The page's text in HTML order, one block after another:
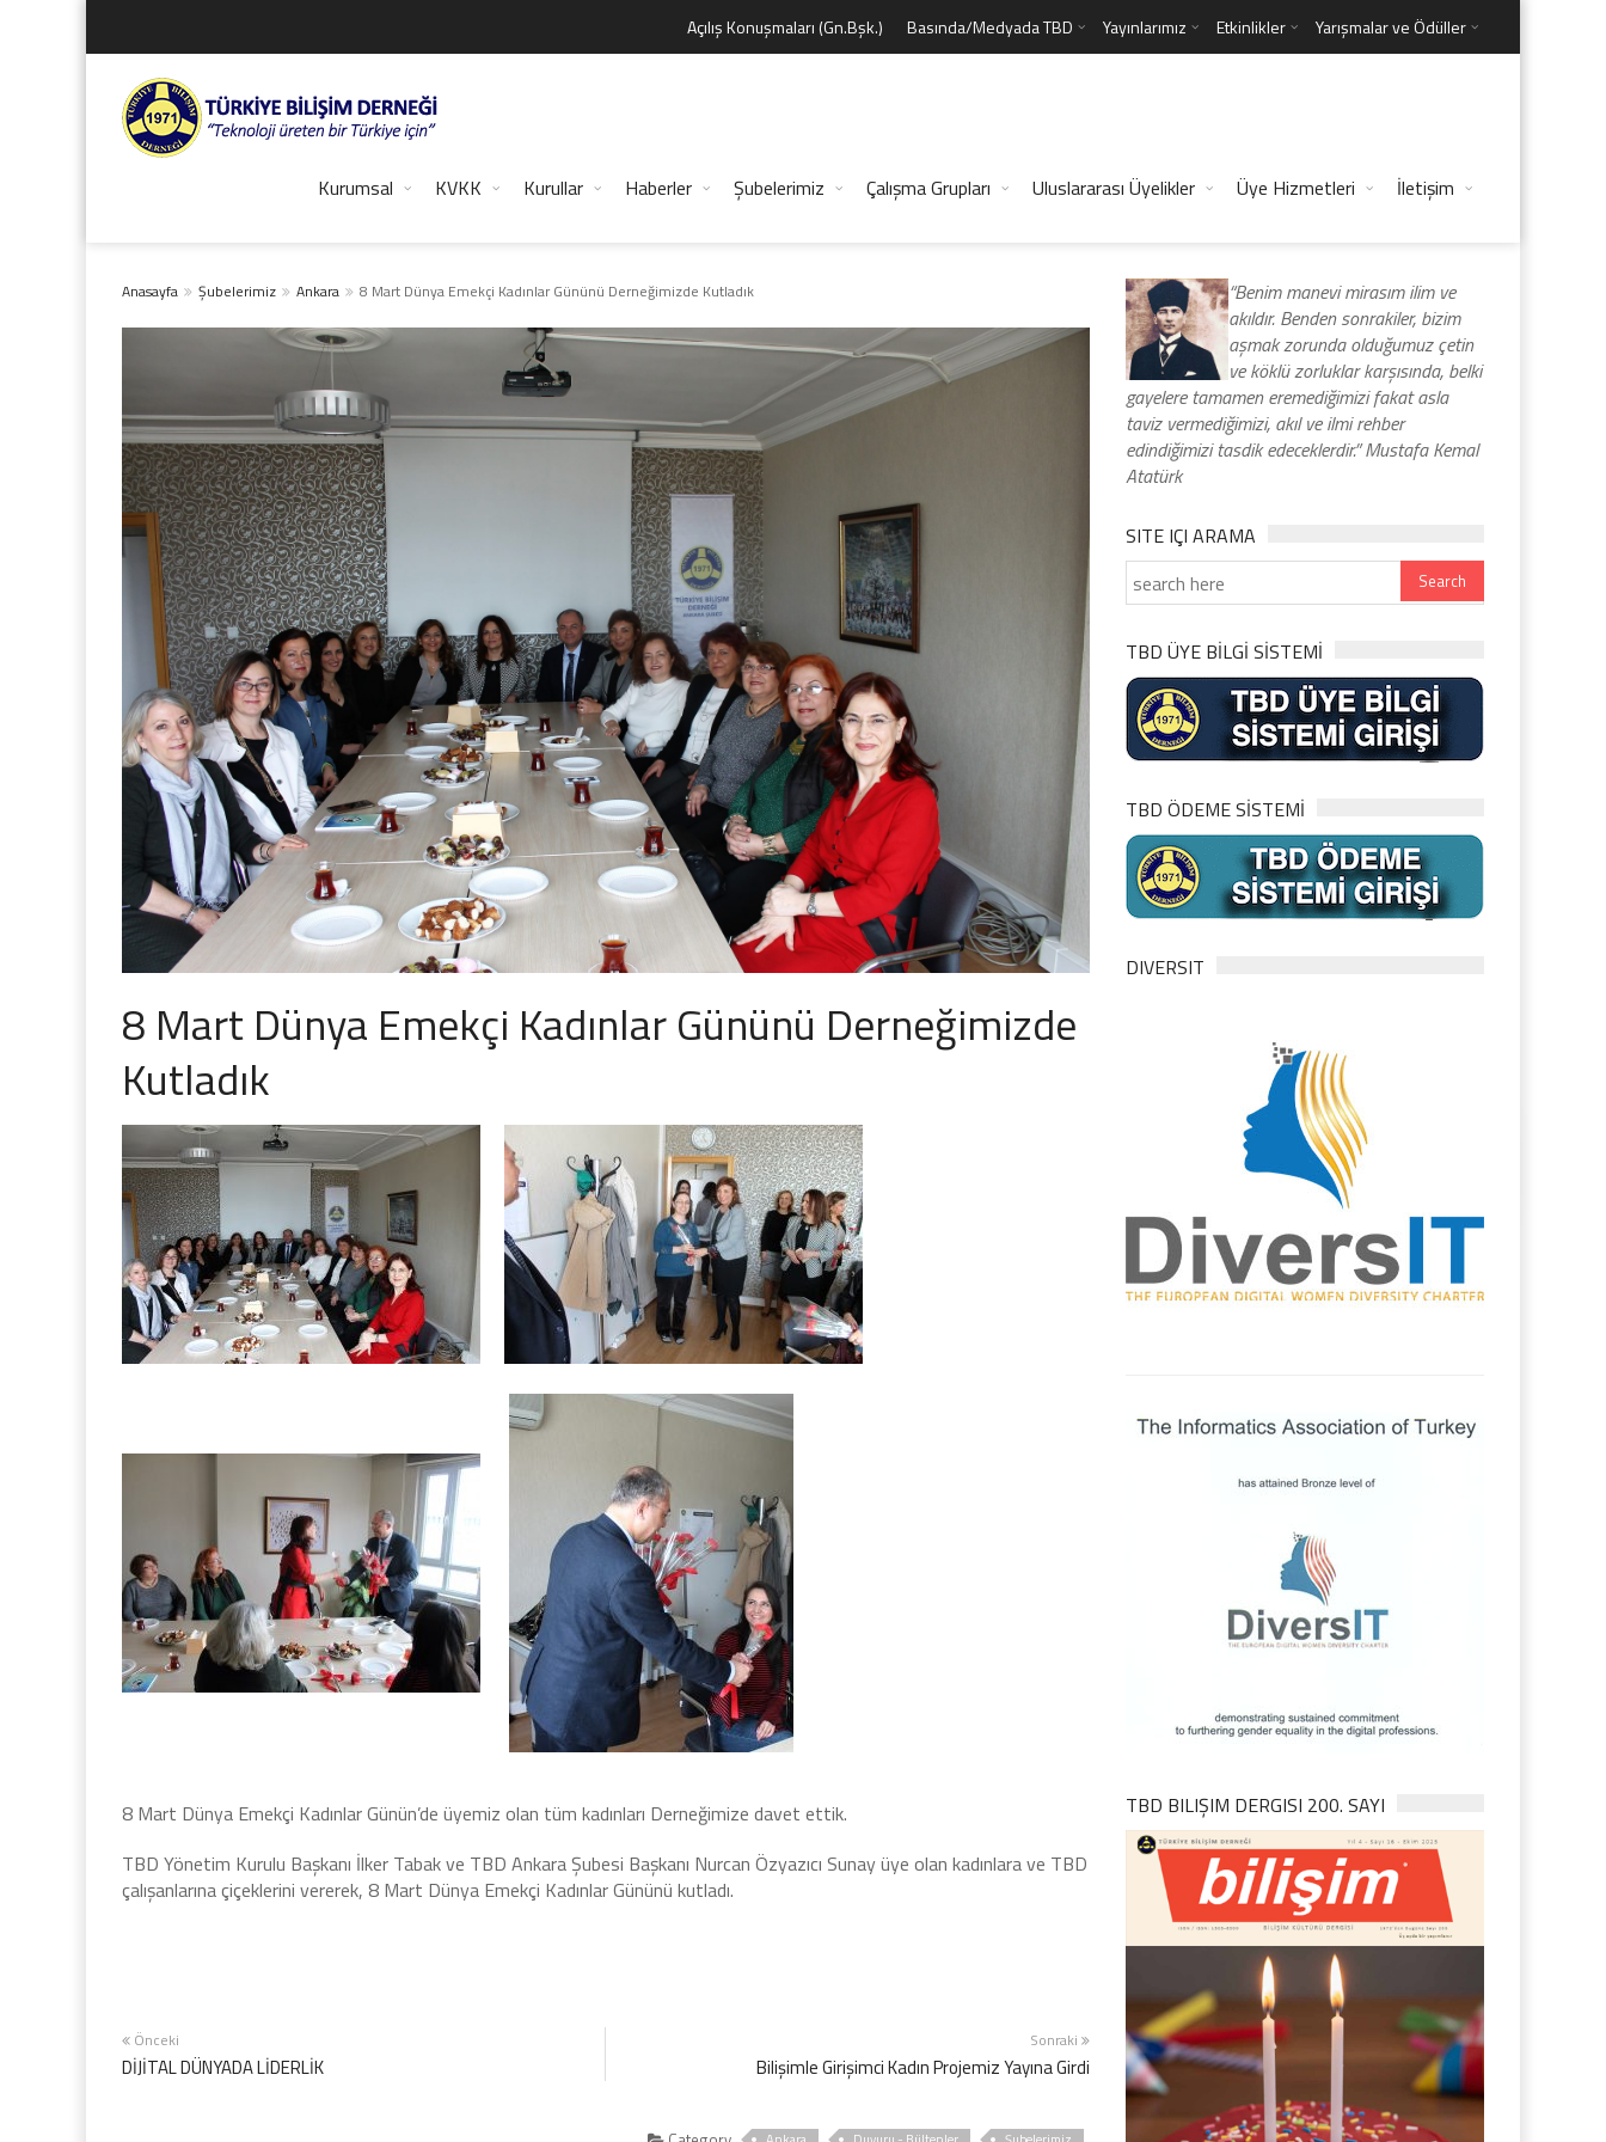
Açılış Konuşmaları (Gn.Bşk.) Basında/Medyada TBD Yayınlarımız Etkinlikler Yarışmalar ve Ödüller
Kurumsal KVKK Kurullar Haberler Şubelerimiz Çalışma Grupları Uluslararası Üyelikler Üye Hizmetleri İletişim
Anasayfa Şubelerimiz Ankara 8 Mart Dünya Emekçi Kadınlar Gününü Derneğimizde Kutladık
8 Mart Dünya Emekçi Kadınlar Gününü Derneğimizde
Kutladık
8 Mart Dünya Emekçi Kadınlar Günün’de üyemiz olan tüm kadınları Derneğimize davet ettik.
TBD Yönetim Kurulu Başkanı İlker Tabak ve TBD Ankara Şubesi Başkanı Nurcan Özyazıcı Sunay üye olan kadınlara ve TBD
çalışanlarına çiçeklerini vererek, 8 Mart Dünya Emekçi Kadınlar Gününü kutladı.
Önceki
DİJİTAL DÜNYADA LİDERLİK
Sonraki
Bilişimle Girişimci Kadın Projemiz Yayına Girdi
“Benim manevi mirasım ilim ve
akıldır. Benden sonrakiler, bizim
aşmak zorunda olduğumuz çetin
ve köklü zorluklar karşısında, belki
gayelere tamamen eremediğimizi fakat asla
taviz vermediğimizi, akıl ve ilmi rehber
edindiğimizi tasdik edeceklerdir.” Mustafa Kemal
Atatürk
SITE IÇI ARAMA
TBD ÜYE BİLGİ SİSTEMİ
TBD ÖDEME SİSTEMİ
DIVERSIT
TBD BILIŞIM DERGISI 200. SAYI